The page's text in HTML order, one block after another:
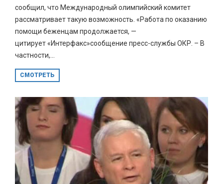
сообщил, что Международный олимпийский комитет
рассматривает такую возможность. «Работа по оказанию
помощи беженцам продолжается, —
цитирует «Интерфакс»сообщение пресс-службы ОКР. – В
частности,...
СМОТРЕТЬ